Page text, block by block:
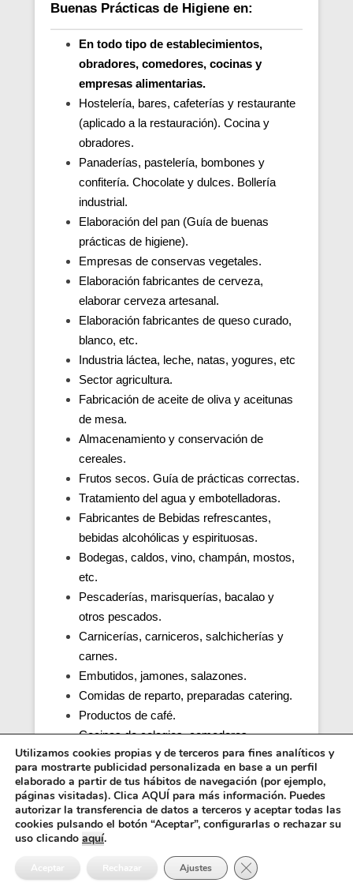
Buenas Prácticas de Higiene en:
En todo tipo de establecimientos,
obradores, comedores, cocinas y
empresas alimentarias.
Hostelería, bares, cafeterías y restaurante
(aplicado a la restauración). Cocina y
obradores.
Panaderías, pastelería, bombones y
confitería. Chocolate y dulces. Bollería
industrial.
Elaboración del pan (Guía de buenas
prácticas de higiene).
Empresas de conservas vegetales.
Elaboración fabricantes de cerveza,
elaborar cerveza artesanal.
Elaboración fabricantes de queso curado,
blanco, etc.
Industria láctea, leche, natas, yogures, etc
Sector agricultura.
Fabricación de aceite de oliva y aceitunas
de mesa.
Almacenamiento y conservación de
cereales.
Frutos secos. Guía de prácticas correctas.
Tratamiento del agua y embotelladoras.
Fabricantes de Bebidas refrescantes,
bebidas alcohólicas y espirituosas.
Bodegas, caldos, vino, champán, mostos,
etc.
Pescaderías, marisquerías, bacalao y
otros pescados.
Carnicerías, carniceros, salchicherías y
carnes.
Embutidos, jamones, salazones.
Comidas de reparto, preparadas catering.
Productos de café.
Cocinas de colegios, comedores
escolares, guarderías, parvularios.
Cocinas y comedores de residencias de
ancianos (tercera edad).
Cocina, obrador y comedor de hospitales y
penitenciarias.
Distribuidores alimentos, transporte y
distribución.
Utilizamos cookies propias y de terceros para fines analíticos y
para mostrarte publicidad personalizada en base a un perfil
elaborado a partir de tus hábitos de navegación (por ejemplo,
páginas visitadas). Clica AQUÍ para más información. Puedes
autorizar la transferencia de datos a terceros y aceptar todas las
cookies pulsando el botón “Aceptar”, configurarlas o rechazar su
uso clicando aquí.
Aceptar Rechazar Ajustes Cerrar el banner de